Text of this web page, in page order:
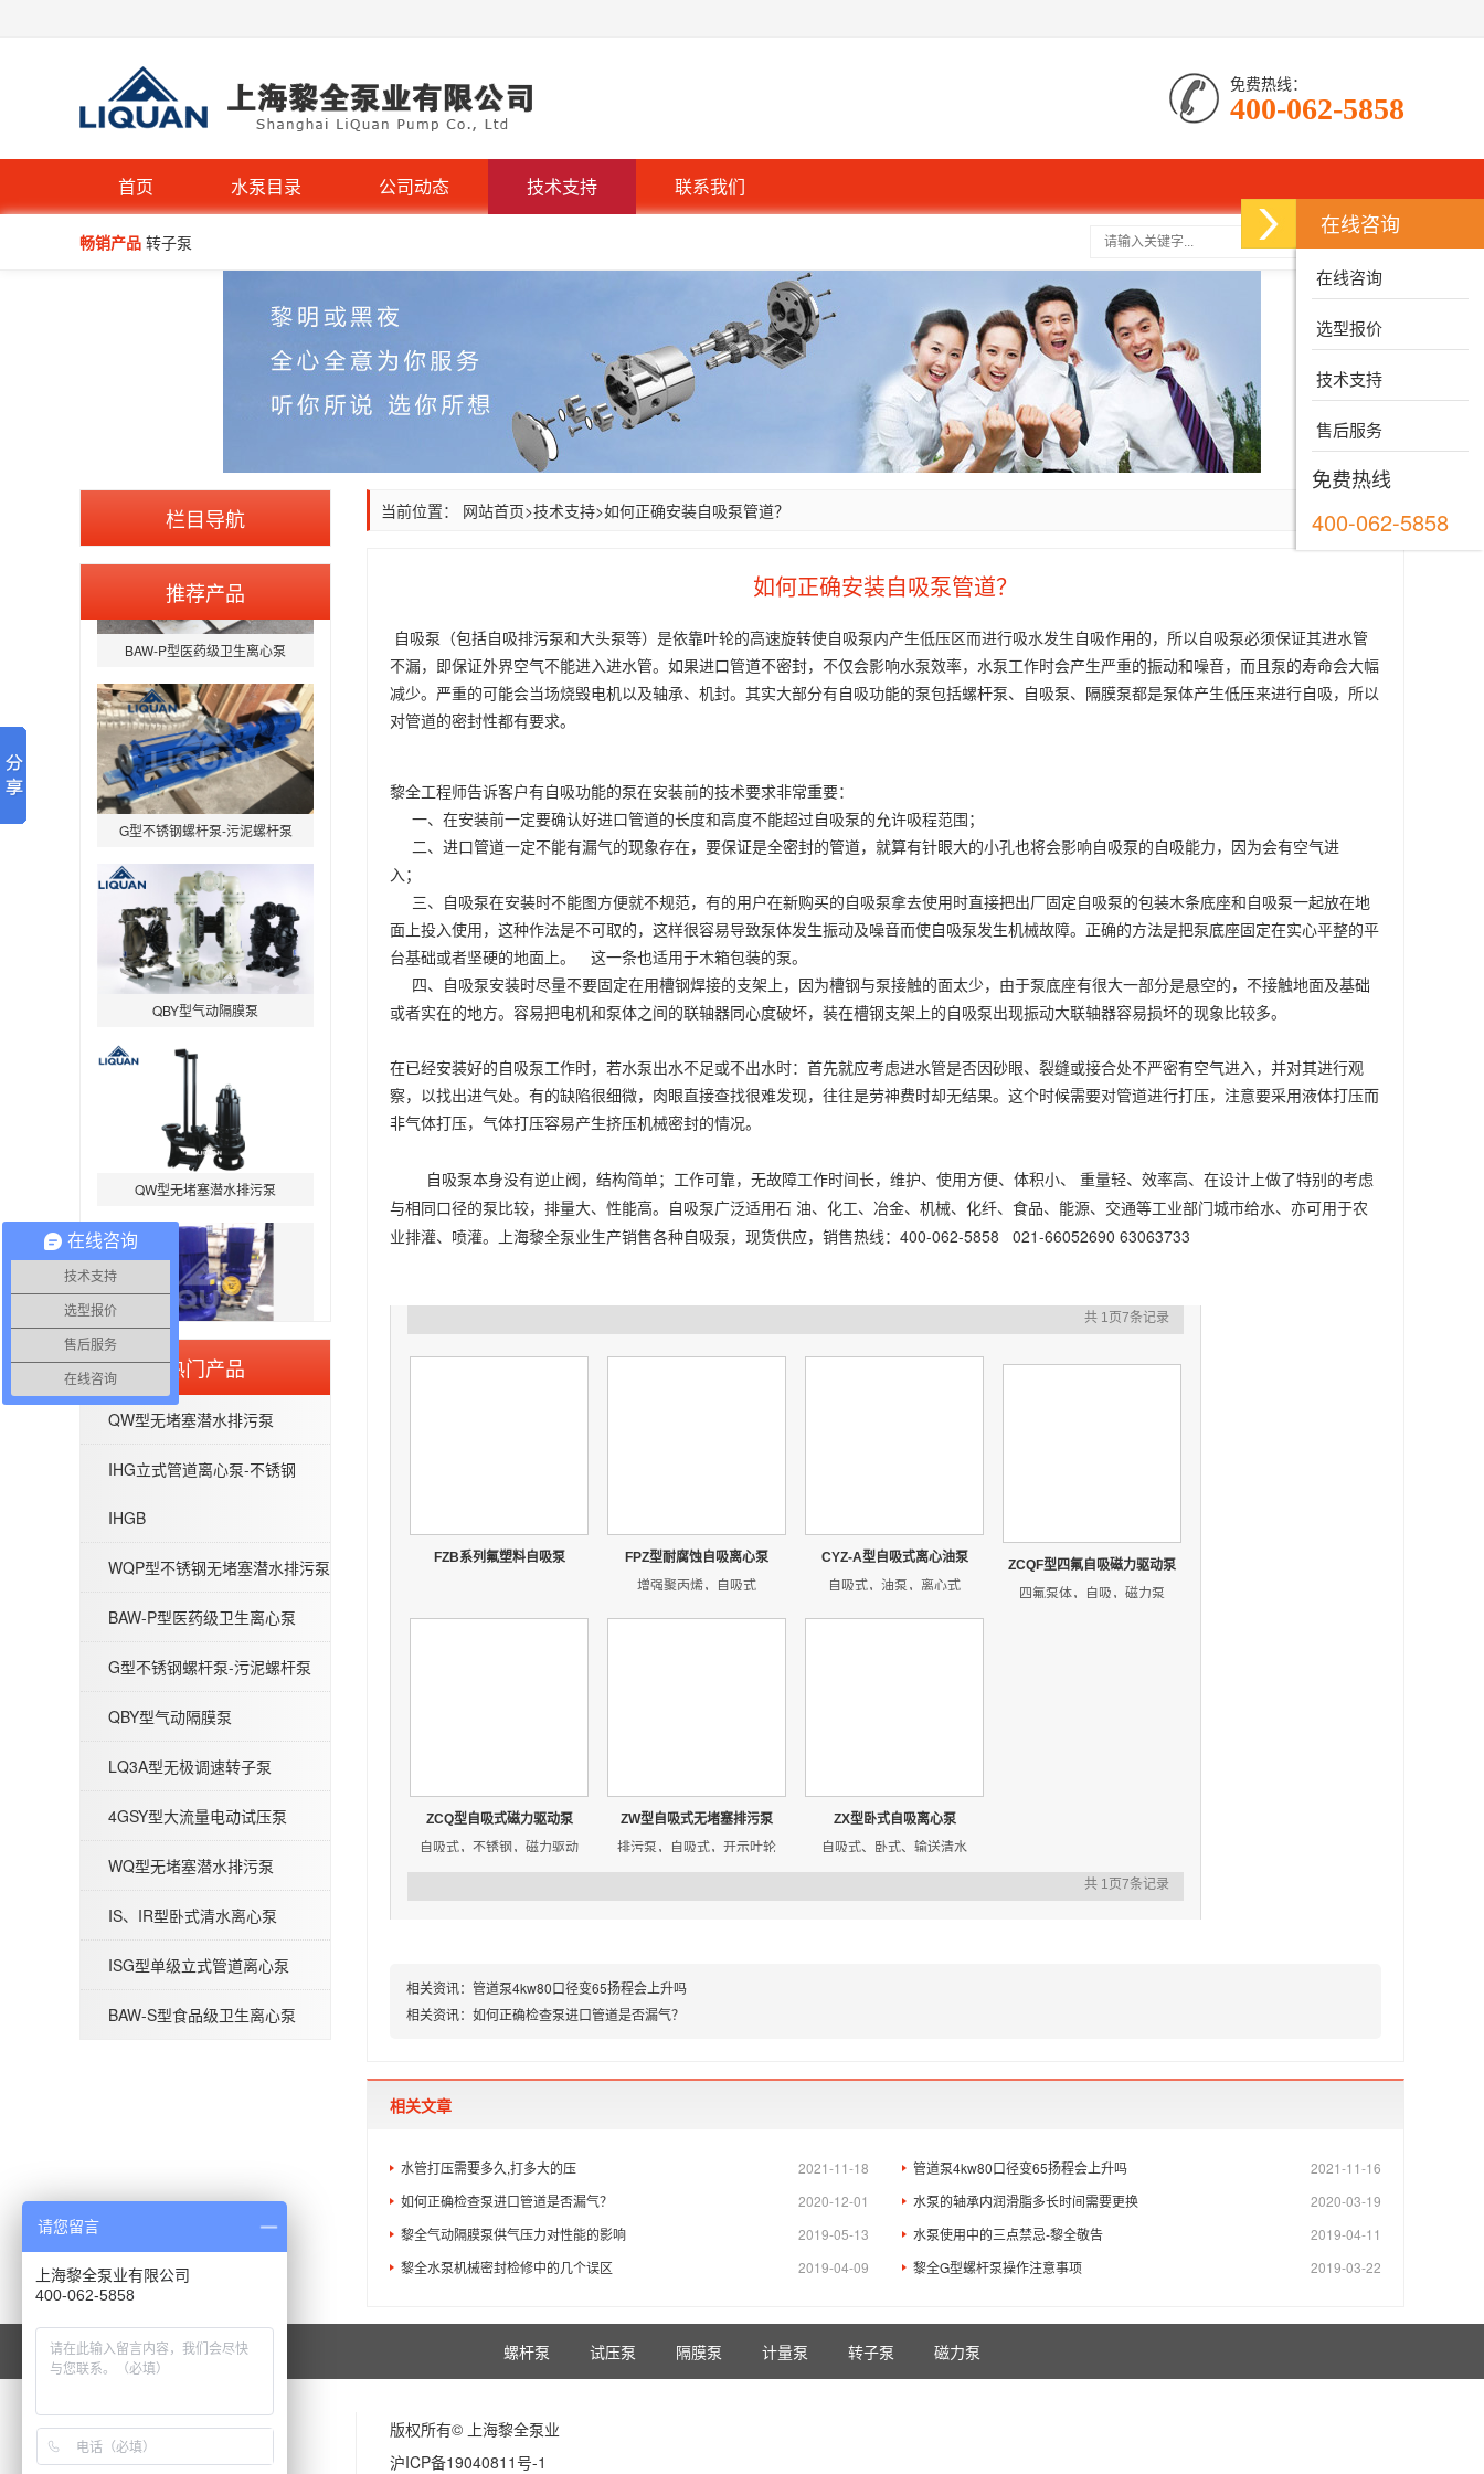
免费热线：
400-062-5858
首页 水泵目录 公司动态 技术支持 联系我们
畅销产品 转子泵
栏目导航
推荐产品
QW型无堵塞潜水排污泵
BAW-P型医药级卫生离心泵
G型不锈钢螺杆泵-污泥螺杆泵
QBY型气动隔膜泵
QW型无堵塞潜水排污泵
IHG立式管道离心泵-不锈钢IHGB
WQP型不锈钢无堵塞潜水排污泵
BAW-P型医药级卫生离心泵
G型不锈钢螺杆泵-污泥螺杆泵
热门产品
QW型无堵塞潜水排污泵
IHG立式管道离心泵-不锈钢
IHGB
WQP型不锈钢无堵塞潜水排污泵
BAW-P型医药级卫生离心泵
G型不锈钢螺杆泵-污泥螺杆泵
QBY型气动隔膜泵
LQ3A型无极调速转子泵
4GSY型大流量电动试压泵
WQ型无堵塞潜水排污泵
IS、IR型卧式清水离心泵
ISG型单级立式管道离心泵
BAW-S型食品级卫生离心泵
当前位置： 网站首页>技术支持>如何正确安装自吸泵管道？
如何正确安装自吸泵管道？
自吸泵（包括自吸排污泵和大头泵等）是依靠叶轮的高速旋转使自吸泵内产生低压区而进行吸水发生自吸作用的，所以自吸泵必须保证其进水管
不漏，即保证外界空气不能进入进水管。如果进口管道不密封，不仅会影响水泵效率，水泵工作时会产生严重的振动和噪音，而且泵的寿命会大幅
减少。严重的可能会当场烧毁电机以及轴承、机封。其实大部分有自吸功能的泵包括螺杆泵、自吸泵、隔膜泵都是泵体产生低压来进行自吸，所以
对管道的密封性都有要求。
黎全工程师告诉客户有自吸功能的泵在安装前的技术要求非常重要：
一、在安装前一定要确认好进口管道的长度和高度不能超过自吸泵的允许吸程范围；
二、进口管道一定不能有漏气的现象存在，要保证是全密封的管道，就算有针眼大的小孔也将会影响自吸泵的自吸能力，因为会有空气进
入；
三、自吸泵在安装时不能图方便就不规范，有的用户在新购买的自吸泵拿去使用时直接把出厂固定自吸泵的包装木条底座和自吸泵一起放在地
面上投入使用，这种作法是不可取的，这样很容易导致泵体发生振动及噪音而使自吸泵发生机械故障。正确的方法是把泵底座固定在实心平整的平
台基础或者坚硬的地面上。 这一条也适用于木箱包装的泵。
四、自吸泵安装时尽量不要固定在用槽钢焊接的支架上，因为槽钢与泵接触的面太少，由于泵底座有很大一部分是悬空的，不接触地面及基础
或者实在的地方。容易把电机和泵体之间的联轴器同心度破坏，装在槽钢支架上的自吸泵出现振动大联轴器容易损坏的现象比较多。
在已经安装好的自吸泵工作时，若水泵出水不足或不出水时：首先就应考虑进水管是否因砂眼、裂缝或接合处不严密有空气进入，并对其进行观
察，以找出进气处。有的缺陷很细微，肉眼直接查找很难发现，往往是劳神费时却无结果。这个时候需要对管道进行打压，注意要采用液体打压而
非气体打压，气体打压容易产生挤压机械密封的情况。
自吸泵本身没有逆止阀，结构简单；工作可靠，无故障工作时间长，维护、使用方便、体积小、 重量轻、效率高、在设计上做了特别的考虑
与相同口径的泵比较，排量大、性能高。 自吸泵广泛适用石 油、化工、冶金、机械、化纤、食品、能源、交通等工业部门城市给水、亦可用于农
业排灌、喷灌。
上海黎全泵业生产销售各种自吸泵， 现货供应，销售热线：400-062-5858 021-66052690 63063733
共 1页7条记录
FZB系列氟塑料自吸泵
FPZ型耐腐蚀自吸离心泵
增强聚丙烯，自吸式
CYZ-A型自吸式离心油泵
自吸式，油泵，离心式
ZCQF型四氟自吸磁力驱动泵
四氟泵体，自吸，磁力泵
ZCQ型自吸式磁力驱动泵
自吸式，不锈钢，磁力驱动
ZW型自吸式无堵塞排污泵
排污泵，自吸式，开示叶轮
ZX型卧式自吸离心泵
自吸式、卧式、输送清水
共 1页7条记录
相关资讯： 管道泵4kw80口径变65扬程会上升吗
相关资讯： 如何正确检查泵进口管道是否漏气？
相关文章
2021-11-18
水管打压需要多久,打多大的压 2021-11-16
管道泵4kw80口径变65扬程会上升吗
2020-12-01
如何正确检查泵进口管道是否漏气？ 2020-03-19
水泵的轴承内润滑脂多长时间需要更换
2019-05-13
黎全气动隔膜泵供气压力对性能的影响 2019-04-11
水泵使用中的三点禁忌-黎全敬告
2019-04-09
黎全水泵机械密封检修中的几个误区 2019-03-22
黎全G型螺杆泵操作注意事项
螺杆泵 试压泵 隔膜泵 计量泵 转子泵 磁力泵
版权所有© 上海黎全泵业
沪ICP备19040811号-1
在线咨询
在线咨询
选型报价
技术支持
售后服务
免费热线
400-062-5858
在线咨询
技术支持
选型报价
售后服务
在线咨询
请您留言
上海黎全泵业有限公司
400-062-5858